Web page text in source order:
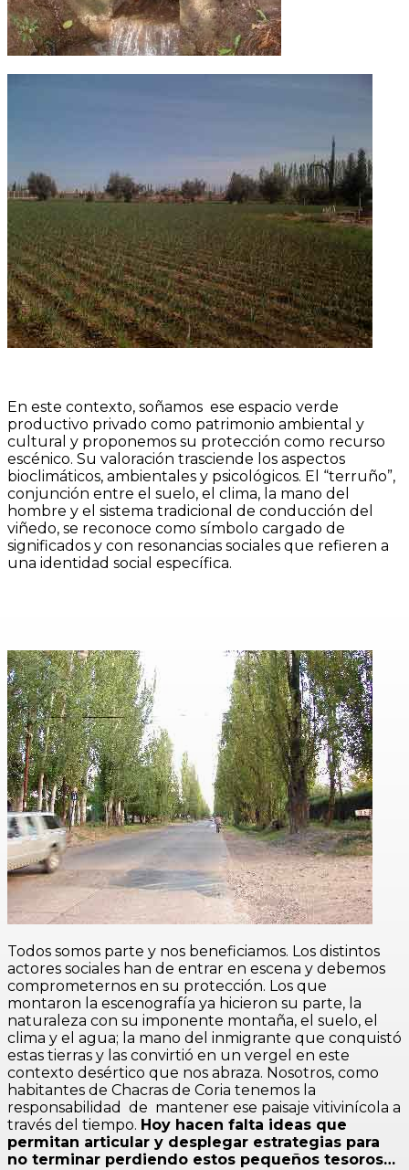
En este contexto, soñamos ese espacio verde
productivo privado como patrimonio ambiental y
cultural y proponemos su protección como recurso
escénico. Su valoración trasciende los aspectos
bioclimáticos, ambientales y psicológicos. El “terruño”,
conjunción entre el suelo, el clima, la mano del
hombre y el sistema tradicional de conducción del
viñedo, se reconoce como símbolo cargado de
significados y con resonancias sociales que refieren a
una identidad social específica.
Todos somos parte y nos beneficiamos. Los distintos
actores sociales han de entrar en escena y debemos
comprometernos en su protección. Los que
montaron la escenografía ya hicieron su parte, la
naturaleza con su imponente montaña, el suelo, el
clima y el agua; la mano del inmigrante que conquistó
estas tierras y las convirtió en un vergel en este
contexto desértico que nos abraza. Nosotros, como
habitantes de Chacras de Coria tenemos la
responsabilidad de mantener ese paisaje vitivinícola a
través del tiempo. Hoy hacen falta ideas que
permitan articular y desplegar estrategias para
no terminar perdiendo estos pequeños tesoros…